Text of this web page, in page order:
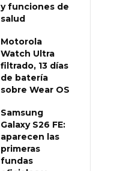
y funciones de
salud
Motorola
Watch Ultra
filtrado, 13 días
de batería
sobre Wear OS
Samsung
Galaxy S26 FE:
aparecen las
primeras
fundas